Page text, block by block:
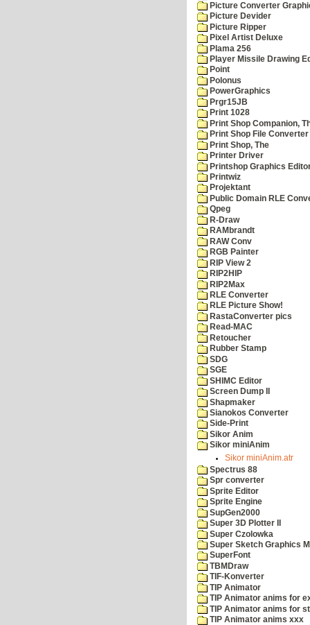
Picture Converter
Picture Devider
Picture Ripper
Pixel Artist Deluxe
Plama 256
Player Missile Drawing
Point
Polonus
PowerGraphics
Prgr15JB
Print 1028
Print Shop Companion,
Print Shop File Converter
Print Shop, The
Printer Driver
Printshop Graphics
Printwiz
Projektant
Public Domain RLE
Qpeg
R-Draw
RAMbrandt
RAW Conv
RGB Painter
RIP View 2
RIP2HIP
RIP2Max
RLE Converter
RLE Picture Show!
RastaConverter pics
Read-MAC
Retoucher
Rubber Stamp
SDG
SGE
SHIMC Editor
Screen Dump II
Shapmaker
Sianokos Converter
Side-Print
Sikor Anim
Sikor miniAnim
Sikor miniAnim.atr
Spectrus 88
Spr converter
Sprite Editor
Sprite Engine
SupGen2000
Super 3D Plotter II
Super Czolowka
Super Sketch Graphics
SuperFont
TBMDraw
TIF-Konverter
TIP Animator
TIP Animator anims for
TIP Animator anims for
TIP Animator anims xxx